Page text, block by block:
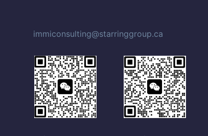
immiconsulting@starringgroup.ca